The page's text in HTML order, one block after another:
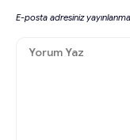
E-posta adresiniz